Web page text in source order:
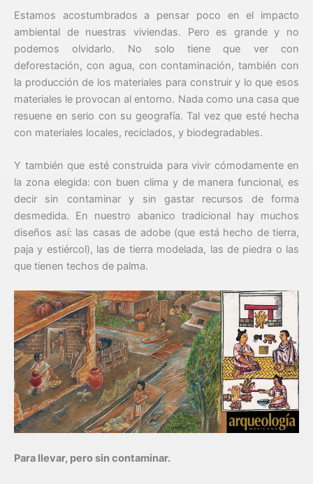
Estamos acostumbrados a pensar poco en el impacto
ambiental de nuestras viviendas. Pero es grande y no
podemos olvidarlo. No solo tiene que ver con
deforestación, con agua, con contaminación, también con
la producción de los materiales para construir y lo que esos
materiales le provocan al entorno. Nada como una casa que
resuene en serio con su geografía. Tal vez que esté hecha
con materiales locales, reciclados, y biodegradables.
Y también que esté construida para vivir cómodamente en
la zona elegida: con buen clima y de manera funcional, es
decir sin contaminar y sin gastar recursos de forma
desmedida. En nuestro abanico tradicional hay muchos
diseños así: las casas de adobe (que está hecho de tierra,
paja y estiércol), las de tierra modelada, las de piedra o las
que tienen techos de palma.
Para llevar, pero sin contaminar.